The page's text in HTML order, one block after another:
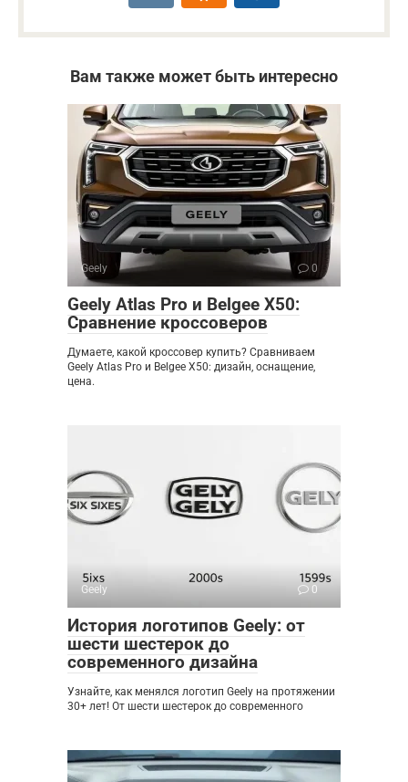
Вам также может быть интересно
Geely 0
Geely Atlas Pro и Belgee X50:
Сравнение кроссоверов
Думаете, какой кроссовер купить? Сравниваем
Geely Atlas Pro и Belgee X50: дизайн, оснащение,
цена.
Geely 0
История логотипов Geely: от
шести шестерок до
современного дизайна
Узнайте, как менялся логотип Geely на протяжении
30+ лет! От шести шестерок до современного